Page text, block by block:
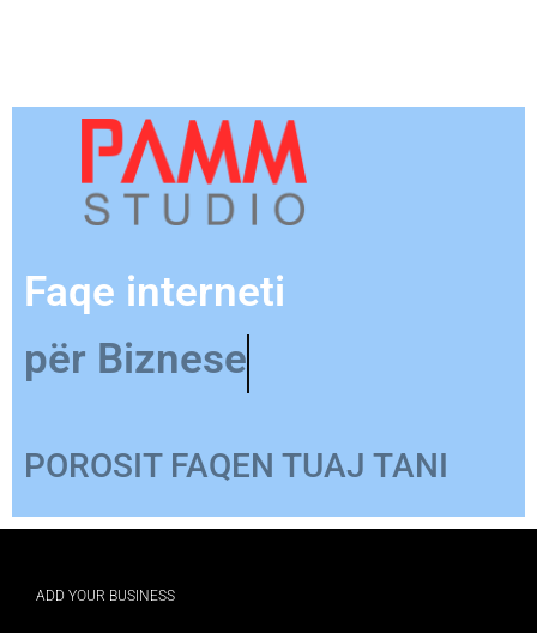
Faqe interneti